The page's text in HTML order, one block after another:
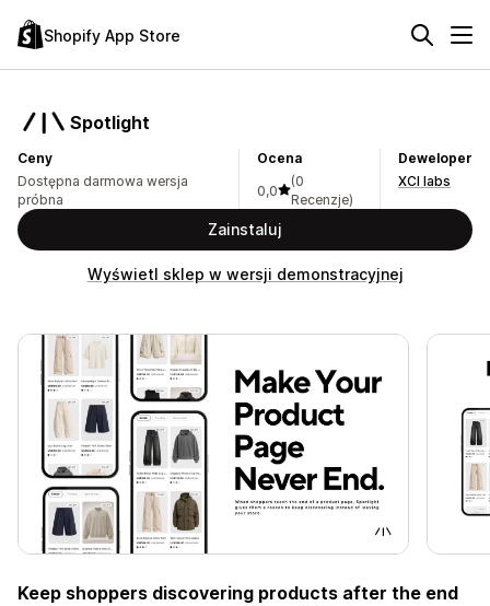
Shopify App Store
Spotlight
Ceny
Dostępna darmowa wersja
próbna
Ocena
0,0
(0
Recenzje)
Deweloper
XCI labs
Zainstaluj
Wyświetl sklep w wersji demonstracyjnej
Keep shoppers discovering products after the end